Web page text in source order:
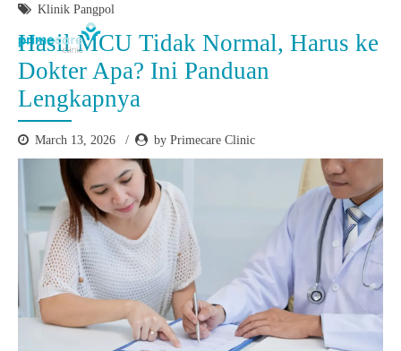
Klinik Pangpol
Hasil MCU Tidak Normal, Harus ke
Dokter Apa? Ini Panduan
Lengkapnya
March 13, 2026 by Primecare Clinic